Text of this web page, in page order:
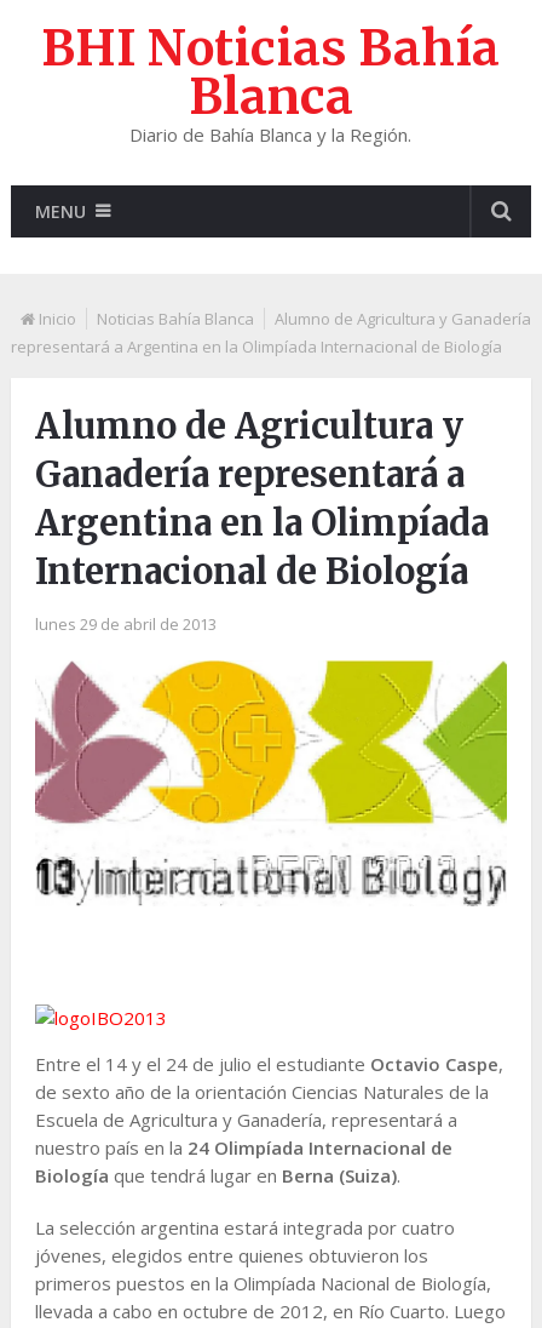
BHI Noticias Bahía
Blanca
Diario de Bahía Blanca y la Región.
MENU
Inicio Noticias Bahía Blanca
Alumno de Agricultura y Ganadería
representará a Argentina en la Olimpíada Internacional de Biología
Alumno de Agricultura y
Ganadería representará a
Argentina en la Olimpíada
Internacional de Biología
lunes 29 de abril de 2013
Entre el 14 y el 24 de julio el estudiante Octavio Caspe,
de sexto año de la orientación Ciencias Naturales de la
Escuela de Agricultura y Ganadería, representará a
nuestro país en la 24 Olimpíada Internacional de
Biología que tendrá lugar en Berna (Suiza).
La selección argentina estará integrada por cuatro
jóvenes, elegidos entre quienes obtuvieron los
primeros puestos en la Olimpíada Nacional de Biología,
llevada a cabo en octubre de 2012, en Río Cuarto. Luego